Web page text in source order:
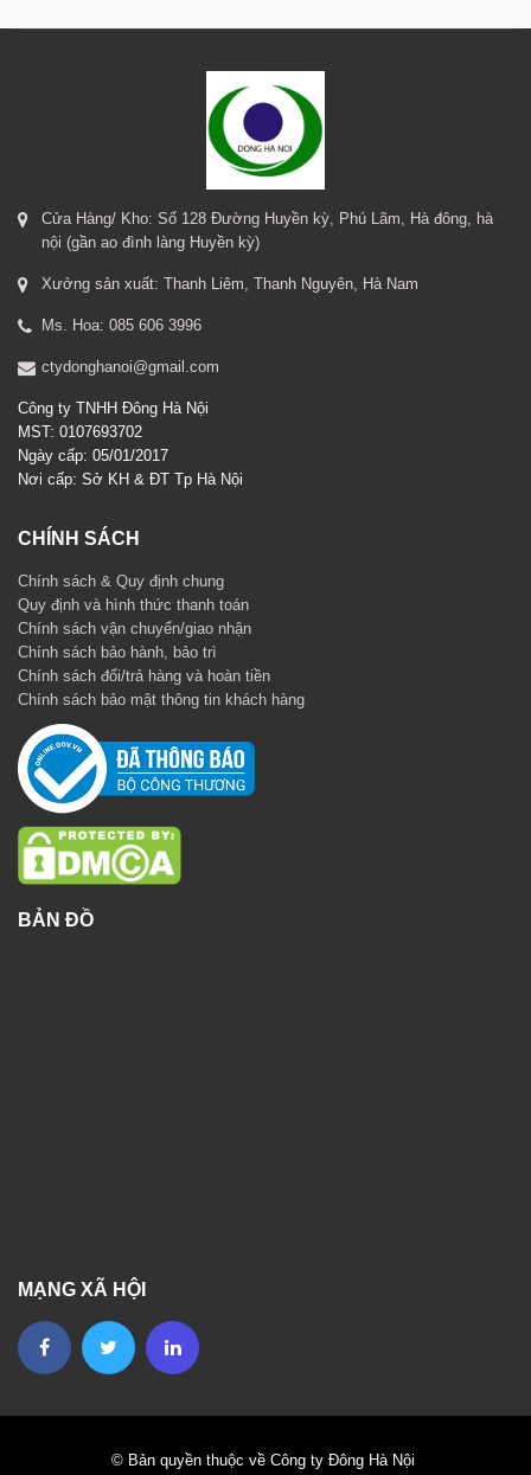
Cửa Hàng/ Kho: Số 128 Đường Huyền kỳ, Phú Lãm, Hà đông, hà
nội (gần ao đình làng Huyền kỳ)
Xưởng sản xuất: Thanh Liêm, Thanh Nguyên, Hà Nam
Ms. Hoa: 085 606 3996
ctydonghanoi@gmail.com
Công ty TNHH Đông Hà Nội
MST: 0107693702
Ngày cấp: 05/01/2017
Nơi cấp: Sở KH & ĐT Tp Hà Nội
CHÍNH SÁCH
Chính sách & Quy định chung
Quy định và hình thức thanh toán
Chính sách vận chuyển/giao nhận
Chính sách bảo hành, bảo trì
Chính sách đổi/trả hàng và hoàn tiền
Chính sách bảo mật thông tin khách hàng
BẢN ĐỒ
MẠNG XÃ HỘI
© Bản quyền thuộc về Công ty Đông Hà Nội